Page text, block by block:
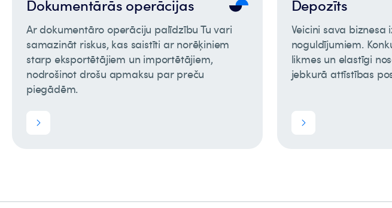
Dokumentārās operācijas
Ar dokumentāro operāciju palīdzību Tu vari
samazināt riskus, kas saistīti ar norēķiniem
starp eksportētājiem un importētājiem,
nodrošinot drošu apmaksu par preču
piegādēm.
Depozīts
Veicini sava
noguldījumiem.
likmes un elastīgi
jebkurā attīstības